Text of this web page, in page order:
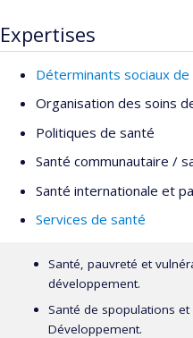
Expertises
Déterminants sociaux de
Organisation des soins
Politiques de santé
Santé communautaire /
Santé internationale et
Services de santé
Santé, pauvreté et
développement.
Santé de spopulations
Développement.